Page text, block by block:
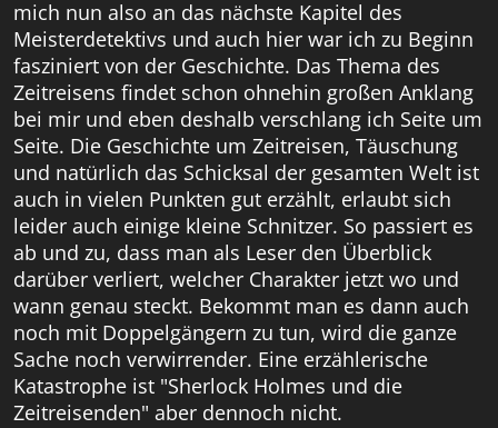
mich nun also an das nächste Kapitel des
Meisterdetektivs und auch hier war ich zu Beginn
fasziniert von der Geschichte. Das Thema des
Zeitreisens findet schon ohnehin großen Anklang
bei mir und eben deshalb verschlang ich Seite um
Seite. Die Geschichte um Zeitreisen, Täuschung
und natürlich das Schicksal der gesamten Welt ist
auch in vielen Punkten gut erzählt, erlaubt sich
leider auch einige kleine Schnitzer. So passiert es
ab und zu, dass man als Leser den Überblick
darüber verliert, welcher Charakter jetzt wo und
wann genau steckt. Bekommt man es dann auch
noch mit Doppelgängern zu tun, wird die ganze
Sache noch verwirrender. Eine erzählerische
Katastrophe ist "Sherlock Holmes und die
Zeitreisenden" aber dennoch nicht.